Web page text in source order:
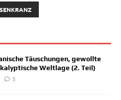
Täuschungen, gewollte
Weltlage (2. Teil)
5